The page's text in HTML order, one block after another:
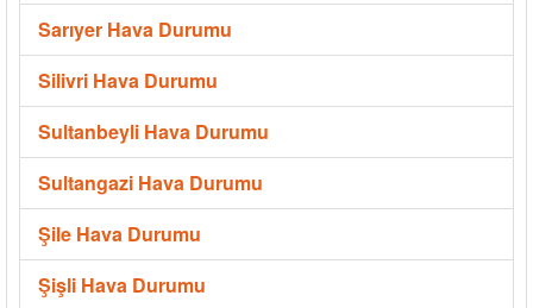
Sarıyer Hava Durumu
Silivri Hava Durumu
Sultanbeyli Hava Durumu
Sultangazi Hava Durumu
Şile Hava Durumu
Şişli Hava Durumu